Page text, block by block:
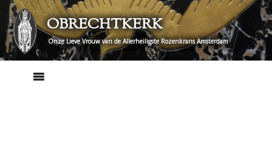
Skip
to
content
OBRECHTKERK
Onze Lieve Vrouw van de Allerheiligste Rozenkrans Amsterdam